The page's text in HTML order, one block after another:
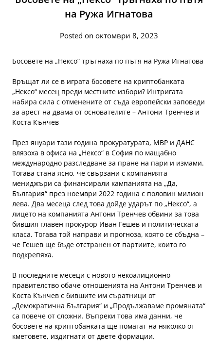
на Ружа Игнатова
Posted on октомври 8, 2023
Босовете на „Нексо“ тръгнаха по пътя на Ружа Игнатова
Връщат ли се в играта босовете на криптобанката
„Нексо“ месец преди местните избори? Интригата
набира сила с отменените от съда европейски заповеди
за арест на двама от основателите – Антони Тренчев и
Коста Кънчев
През януари тази година прокуратурата, МВР и ДАНС
влязоха в офиса на „Нексо“ в София по мащабно
международно разследване за пране на пари и измами.
Тогава стана ясно, че свързани с компанията
мениджъри са финансирали кампанията на „Да,
България“ през ноември 2022 година с половин милион
лева. Два месеца след това дойде ударът по „Нексо“, а
лицето на компанията Антони Тренчев обвини за това
бившия главен прокурор Иван Гешев и политическата
класа. Тогава той направи и прогноза, която се сбъдна –
че Гешев ще бъде отстранен от партиите, които го
подкрепяха.
В последните месеци с новото некоалиционно
правителство обаче отношенията на Антони Тренчев и
Коста Кънчев с бившите им съратници от
„Демократична България“ и „Продължаваме промяната“
са повече от сложни. Въпреки това има данни, че
босовете на криптобанката ще помагат на няколко от
кметовете, издигнати от двете формации.